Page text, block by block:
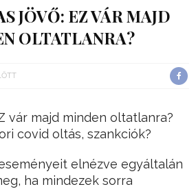
JÖVŐ: EZ VÁR MAJD
OLTATLANRA?
vár majd minden oltatlanra?
covid oltás, szankciók?
elnézve egyáltalán
ha mindezek sorra